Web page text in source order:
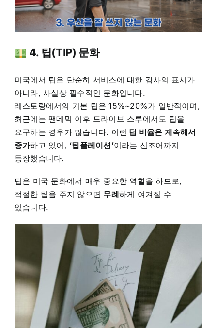
4. 팁(TIP) 문화
미국에서 팁은 단순히 서비스에 대한 감사의 표시가
아니라, 사실상 필수적인 문화입니다.
레스토랑에서의 기본 팁은 15%~20%가 일반적이며,
최근에는 팬데믹 이후 드라이브 스루에서도 팁을
요구하는 경우가 많습니다. 이런 팁 비율은 계속해서
증가하고 있어, ‘팁플레이션’이라는 신조어까지
등장했습니다.
팁은 미국 문화에서 매우 중요한 역할을 하므로,
적절한 팁을 주지 않으면 무례하게 여겨질 수
있습니다.